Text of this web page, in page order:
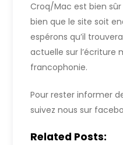
Croq/Mac est bien
bien que le site soit
espérons qu’il
actuelle sur l’écriture
francophonie.
Pour rester informer
suivez nous sur
Related Posts: